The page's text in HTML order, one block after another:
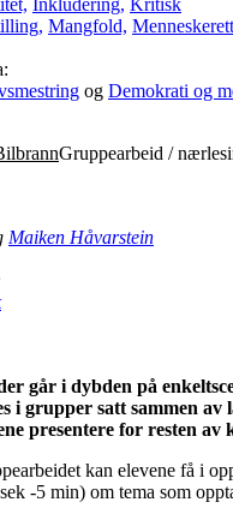
Mangfold,
og Demokrati og
Gruppearbeid /
Maiken Håvarstein
går i dybden på
i grupper satt sammen
presentere for resten av
kan elevene få i
-5 min) om tema som